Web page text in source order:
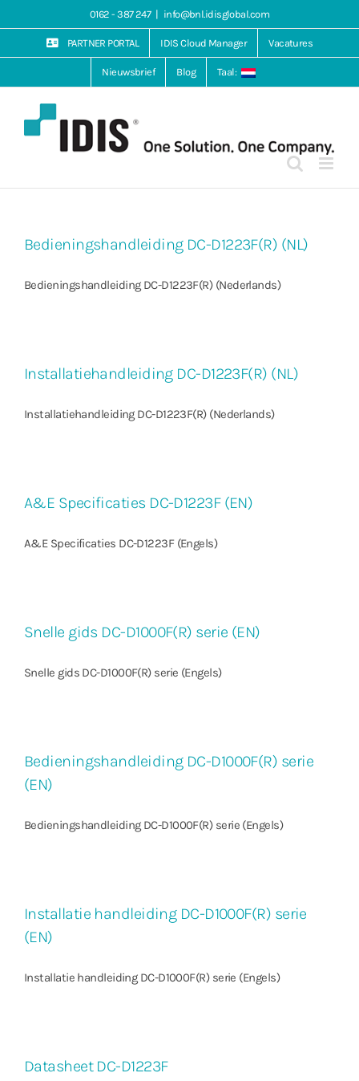
naar
0162 - 387 247 | info@bnl.idisglobal.com
PARTNER PORTAL IDIS Cloud Manager Vacatures
Nieuwsbrief Blog Taal:
Bedieningshandleiding DC-D1223F(R) (NL)
Bedieningshandleiding DC-D1223F(R) (Nederlands)
Installatiehandleiding DC-D1223F(R) (NL)
Installatiehandleiding DC-D1223F(R) (Nederlands)
A&E Specificaties DC-D1223F (EN)
A&E Specificaties DC-D1223F (Engels)
Snelle gids DC-D1000F(R) serie (EN)
Snelle gids DC-D1000F(R) serie (Engels)
Bedieningshandleiding DC-D1000F(R) serie
(EN)
Bedieningshandleiding DC-D1000F(R) serie (Engels)
Installatie handleiding DC-D1000F(R) serie
(EN)
Installatie handleiding DC-D1000F(R) serie (Engels)
Datasheet DC-D1223F